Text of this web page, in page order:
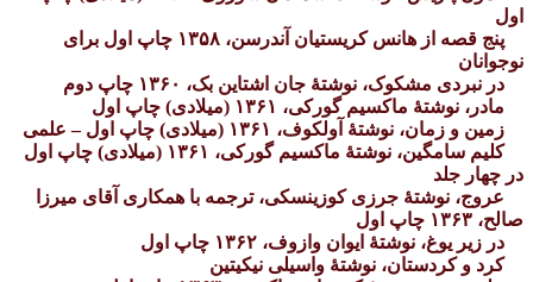
اول
پنج قصه از هانس کریستیان آندرسن، ۱۳۵۸ چاپ اول برای
نوجوانان
در نبردی مشکوک، نوشتهٔ جان اشتاین بک، ۱۳۶۰ چاپ دوم
مادر، نوشتهٔ ماکسیم گورکی، ۱۳۶۱ (میلادی) چاپ اول
زمین و زمان، نوشتهٔ آولکوف، ۱۳۶۱ (میلادی) چاپ اول – علمی
کلیم سامگین، نوشتهٔ ماکسیم گورکی، ۱۳۶۱ (میلادی) چاپ اول
در چهار جلد
عروج، نوشتهٔ جرزی کوزینسکی، ترجمه با همکاری آقای میرزا
صالح، ۱۳۶۳ چاپ اول
در زیر یوغ، نوشتهٔ ایوان وازوف، ۱۳۶۲ چاپ اول
کرد و کردستان، نوشتهٔ واسیلی نیکیتین